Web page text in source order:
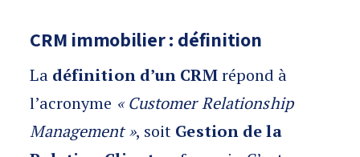
CRM immobilier : définition
La définition d’un CRMrépond à
l’acronyme « Customer Relationship
Management », soit Gestion de la